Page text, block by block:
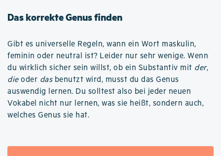
Das korrekte Genus finden
Gibt es universelle Regeln, wann ein Wort maskulin,
feminin oder neutral ist? Leider nur sehr wenige. Wenn
du wirklich sicher sein willst, ob ein Substantiv mit der,
dieoder dasbenutzt wird, musst du das Genus
auswendig lernen. Du solltest also bei jeder neuen
Vokabel nicht nur lernen, was sie heißt, sondern auch,
welches Genus sie hat.